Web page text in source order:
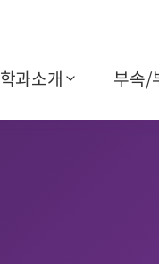
학과소개 부속/